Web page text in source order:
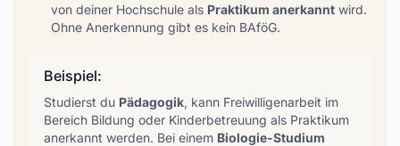
von deiner Hochschule als Praktikum anerkannt wird.
Ohne Anerkennung gibt es kein BAföG.
Beispiel:
Studierst du Pädagogik, kann Freiwilligenarbeit im
Bereich Bildung oder Kinderbetreuung als Praktikum
anerkannt werden. Bei einem Biologie-Studium